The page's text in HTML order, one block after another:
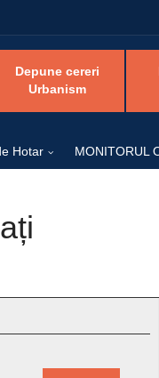
Depune cereri
Urbanism
Hotar MONITORUL